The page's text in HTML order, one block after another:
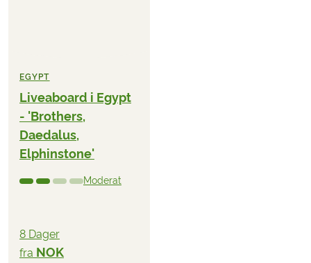
EGYPT
Liveaboard i Egypt
- 'Brothers,
Daedalus,
Elphinstone'
Moderat
8 Dager
fra NOK